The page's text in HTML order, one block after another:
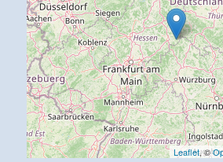
Leaflet, ©